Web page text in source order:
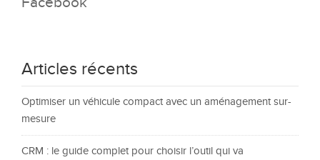
Articles récents
Optimiser un véhicule compact avec un aménagement sur-
mesure
CRM : le guide complet pour choisir l’outil qui va